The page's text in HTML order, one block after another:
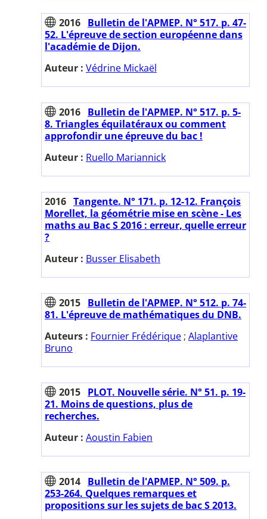
2016 Bulletin de l'APMEP. N° 517. p. 47-
52. L'épreuve de section européenne dans
l'académie de Dijon.
Auteur : Védrine Mickaël
2016 Bulletin de l'APMEP. N° 517. p. 5-
8. Triangles équilatéraux ou comment
approfondir une épreuve du bac !
Auteur : Ruello Mariannick
2016 Tangente. N° 171. p. 12-12. François
Morellet, la géométrie mise en scène - Les
maths au Bac S 2016 : erreur, quelle erreur
?
Auteur : Busser Elisabeth
2015 Bulletin de l'APMEP. N° 512. p. 74-
81. L'épreuve de mathématiques du DNB.
Auteurs : Fournier Frédérique ; Alaplantive
Bruno
2015 PLOT. Nouvelle série. N° 51. p. 19-
21. Moins de questions, plus de
recherches.
Auteur : Aoustin Fabien
2014 Bulletin de l'APMEP. N° 509. p.
253-264. Quelques remarques et
propositions sur les sujets de bac S 2013.